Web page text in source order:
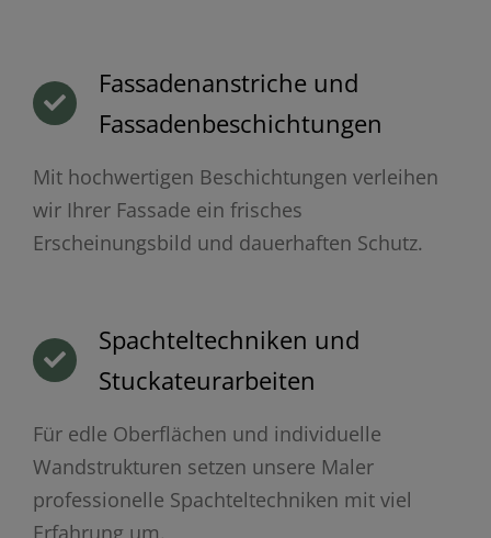
Fassadenanstriche und
Fassadenbeschichtungen
Mit hochwertigen Beschichtungen verleihen
wir Ihrer Fassade ein frisches
Erscheinungsbild und dauerhaften Schutz.
Spachteltechniken und
Stuckateurarbeiten
Für edle Oberflächen und individuelle
Wandstrukturen setzen unsere Maler
professionelle Spachteltechniken mit viel
Erfahrung um.